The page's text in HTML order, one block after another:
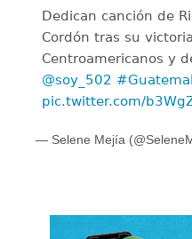
Dedican canción de
Cordón tras su
Centroamericanos y
@soy_502
pic.twitter.com/
— Selene Mejía